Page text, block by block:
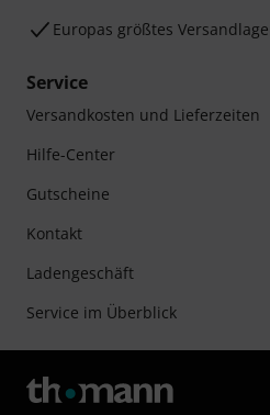
Europas größtes
Service
Versandkosten und Lieferzeiten
Hilfe-Center
Gutscheine
Kontakt
Ladengeschäft
Service im Überblick